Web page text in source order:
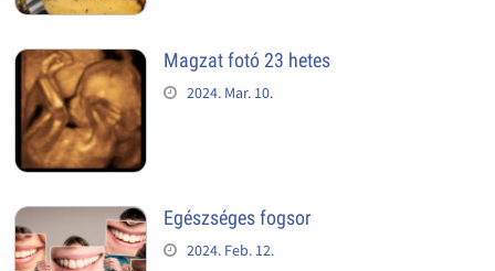
Magzat fotó 23 hetes
2024. Mar. 10.
Egészséges fogsor
2024. Feb. 12.